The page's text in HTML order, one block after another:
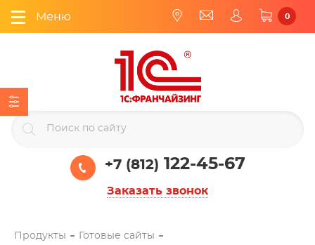
Меню 0
+7 (812) 122-45-67
Заказать звонок
Продукты Готовые сайты